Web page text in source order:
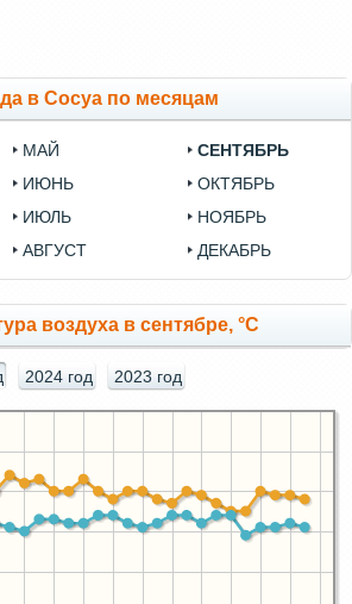
в Сосуа по месяцам
МАЙ
ИЮНЬ
ИЮЛЬ
АВГУСТ
СЕНТЯБРЬ
ОКТЯБРЬ
НОЯБРЬ
ДЕКАБРЬ
воздуха в сентябре, °C
2024 год 2023 год